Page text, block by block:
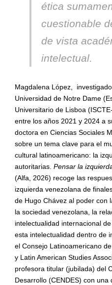
ética
cuestionable
de vista acadé
intelectual.
Magdalena López,
Universidad de Notre Dame
Universitario de Lisboa
entre los años 2021 y 2024 a
doctora en Ciencias Sociales
sobre un tema clave para el
cultural latinoamericano: la
autoritarias. Pensar la
(Alfa, 2026) recoge las
izquierda venezolana de
de Hugo Chávez al poder con
la sociedad venezolana, la
intelectualidad internacional
esta intelectualidad dentro de
el Consejo Latinoamericano
y Latin American Studies
profesora titular (jubilada) del
Desarrollo (CENDES) con